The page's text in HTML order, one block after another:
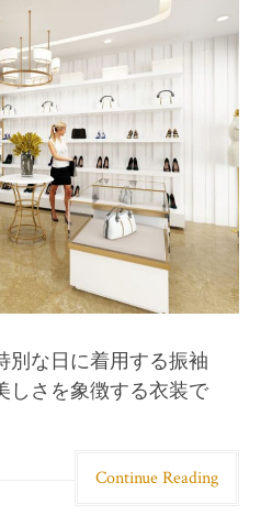
別な日に着用する振袖
しさを象徴する衣装で
Continue Reading